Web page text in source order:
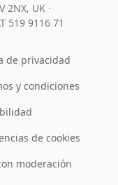
2NX, UK ·
519 9116 71
de privacidad
y condiciones
de cookies
moderación